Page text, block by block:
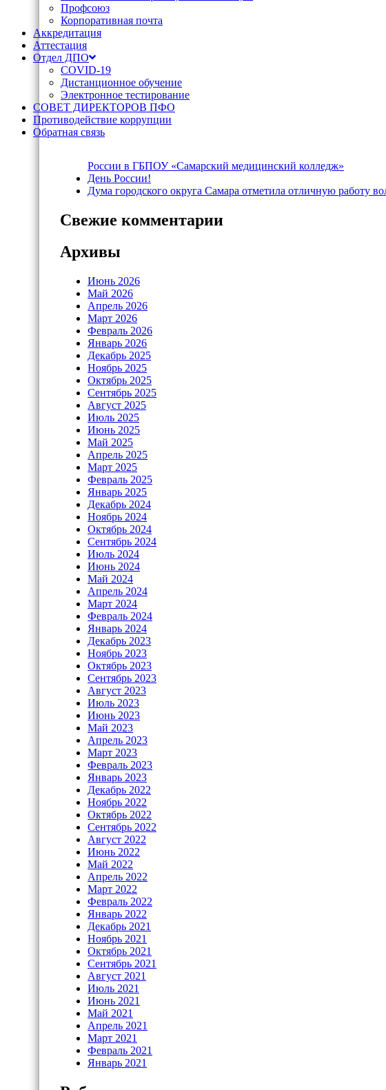
Профсоюз
Корпоративная почта
Аккредитация
Аттестация
Отдел ДПО
COVID-19
Дистанционное обучение
Электронное тестирование
СОВЕТ ДИРЕКТОРОВ ПФО
Противодействие коррупции
Обратная связь
России в ГБПОУ «Самарский медицинский колледж»
День России!
Дума городского округа Самара отметила отличную работу
Свежие комментарии
Архивы
Июнь 2026
Май 2026
Апрель 2026
Март 2026
Февраль 2026
Январь 2026
Декабрь 2025
Ноябрь 2025
Октябрь 2025
Сентябрь 2025
Август 2025
Июль 2025
Июнь 2025
Май 2025
Апрель 2025
Март 2025
Февраль 2025
Январь 2025
Декабрь 2024
Ноябрь 2024
Октябрь 2024
Сентябрь 2024
Июль 2024
Июнь 2024
Май 2024
Апрель 2024
Март 2024
Февраль 2024
Январь 2024
Декабрь 2023
Ноябрь 2023
Октябрь 2023
Сентябрь 2023
Август 2023
Июль 2023
Июнь 2023
Май 2023
Апрель 2023
Март 2023
Февраль 2023
Январь 2023
Декабрь 2022
Ноябрь 2022
Октябрь 2022
Сентябрь 2022
Август 2022
Июнь 2022
Май 2022
Апрель 2022
Март 2022
Февраль 2022
Январь 2022
Декабрь 2021
Ноябрь 2021
Октябрь 2021
Сентябрь 2021
Август 2021
Июль 2021
Июнь 2021
Май 2021
Апрель 2021
Март 2021
Февраль 2021
Январь 2021